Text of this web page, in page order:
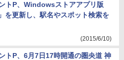
トP、Windowsストアアプリ版
を更新し、駅名やスポット検索を
(2015/6/10)
トP、6月7日17時開通の圏央道 神